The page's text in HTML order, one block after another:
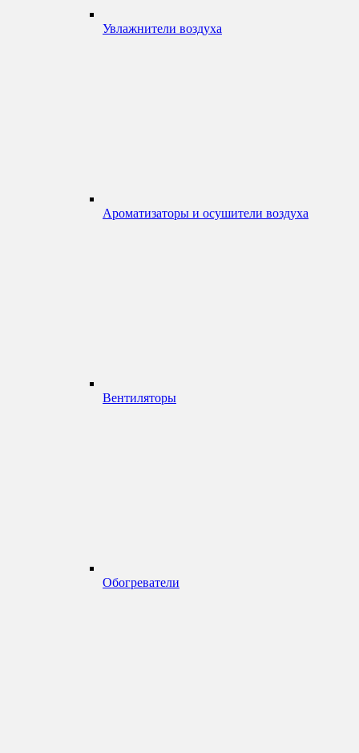
Увлажнители воздуха
Ароматизаторы и осушители воздуха
Вентиляторы
Обогреватели